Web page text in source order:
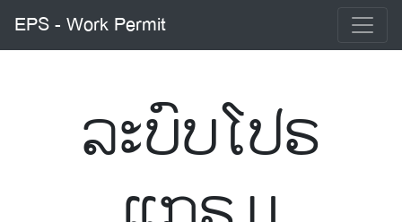
EPS - Work Permit
ລະບົບໂປຣ